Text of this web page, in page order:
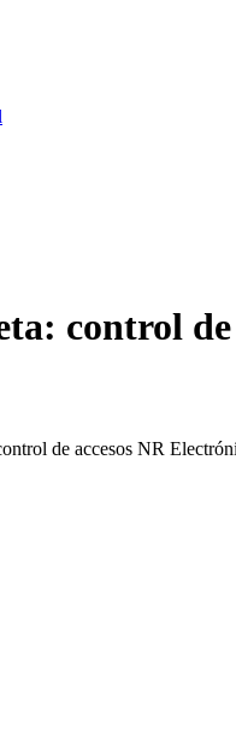
control
de accesos NR